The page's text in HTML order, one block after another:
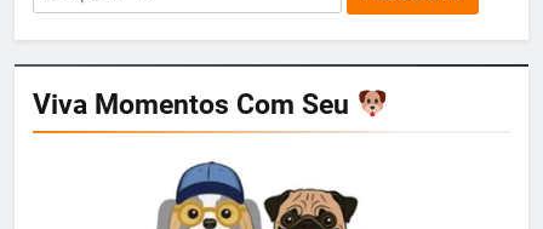
por:
Viva Momentos Com Seu